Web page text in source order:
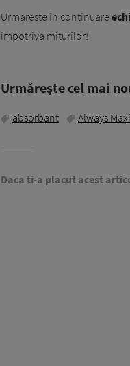
Urmareste in continuare
impotriva miturilor!
Urmăreşte cel mai
absorbant Always Maxi
Daca ti-a placut acest